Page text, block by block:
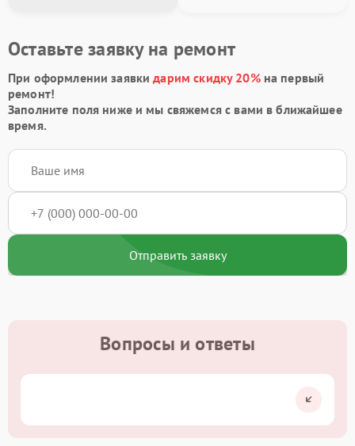
Оставьте заявку на ремонт
При оформлении заявкидарим скидку 20%на первый
ремонт!
Заполните поля ниже и мы свяжемся с вами в ближайшее
время.
Отправить заявку
Вопросы и ответы